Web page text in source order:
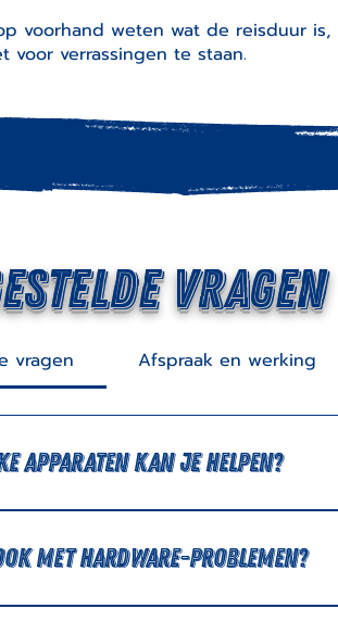
voorhand weten wat de reisduur is,
voor verrassingen te staan.
vragen Afspraak en werking
apparaten kan je helpen?
met hardware-problemen?
vragen